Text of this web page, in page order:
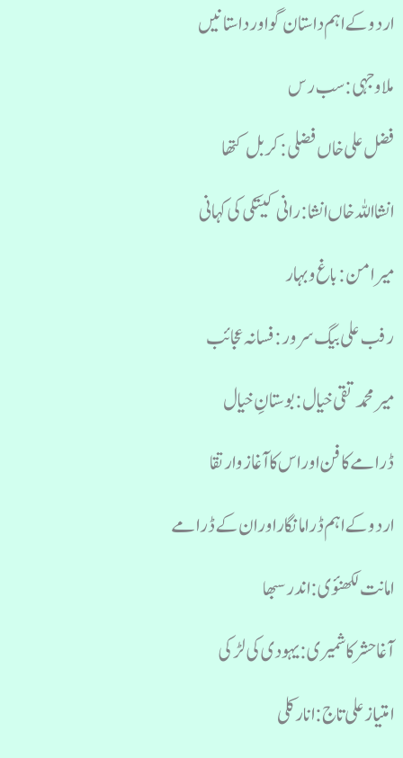
اردو کے اہم داستان گو اور داستانیں
ملا وجہی: سب رس
فضل علی خاں فضلی : کربل کتھا
انشااللہ خاں انشا : رانی کیتکی کی کہانی
میر امن : باغ و بہار
رفب علی بیگ سرور : فسانہ عجائب
میر محمد تقی خیال : بوستانِ خیال
ڈرامے کا فن اور اس کا آغاز و ارتقا
اردو کے اہم ڈراما نگار اور ان کے ڈرامے
امانت لکھنؤی : اندر سبھا
آغا حشر کاشمیری : یہودی کی لڑکی
امتیاز علی تاج : انار کلی